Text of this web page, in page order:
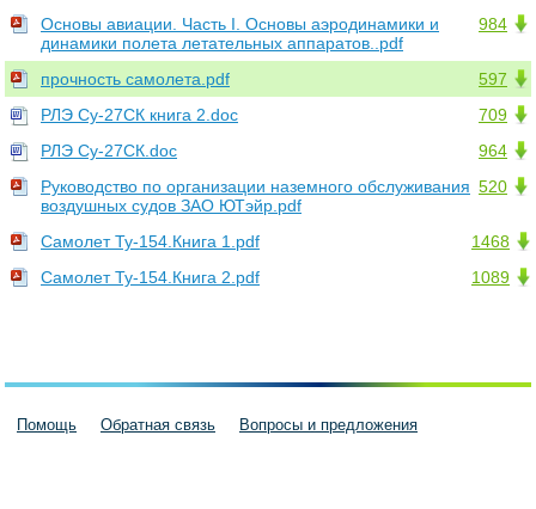
984
Основы авиации. Часть I. Основы аэродинамики и
динамики полета летательных аппаратов..pdf
597
прочность самолета.pdf
709
РЛЭ Су-27СК книга 2.doc
964
РЛЭ Су-27СК.doc
520
Руководство по организации наземного обслуживания
воздушных судов ЗАО ЮТэйр.pdf
1468
Самолет Ту-154.Книга 1.pdf
1089
Самолет Ту-154.Книга 2.pdf
Помощь Обратная связь Вопросы и предложения